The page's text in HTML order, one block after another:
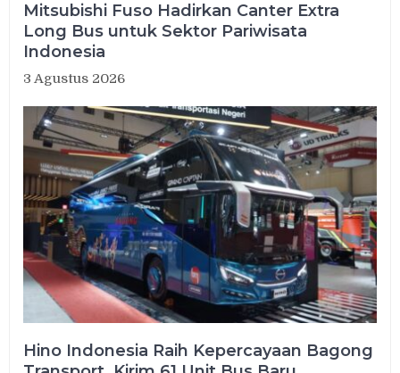
Mitsubishi Fuso Hadirkan Canter Extra
Long Bus untuk Sektor Pariwisata
Indonesia
3 Agustus 2026
Hino Indonesia Raih Kepercayaan Bagong